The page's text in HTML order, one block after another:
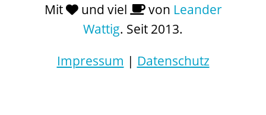
Mit und viel von Leander
Wattig. Seit 2013.
Impressum | Datenschutz